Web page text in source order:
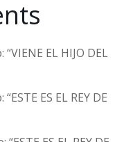
EL HIJO DEL
ES EL REY DE